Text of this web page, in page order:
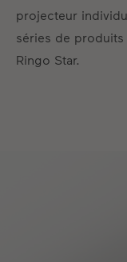
projecteur
séries de
Ringo Star.